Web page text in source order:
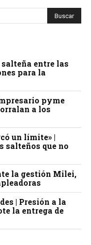
entre las
para la
pyme
a los
un límite» |
salteños que no
la gestión Milei,
| Presión a la
la entrega de